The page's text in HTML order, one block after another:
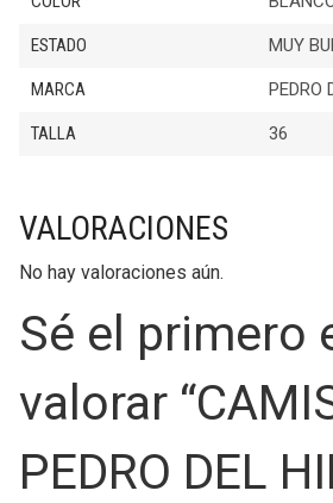
ESTADO MUY
MARCA PEDRO
TALLA 36
VALORACIONES
No hay valoraciones aún.
Sé el primero
valorar
PEDRO DEL